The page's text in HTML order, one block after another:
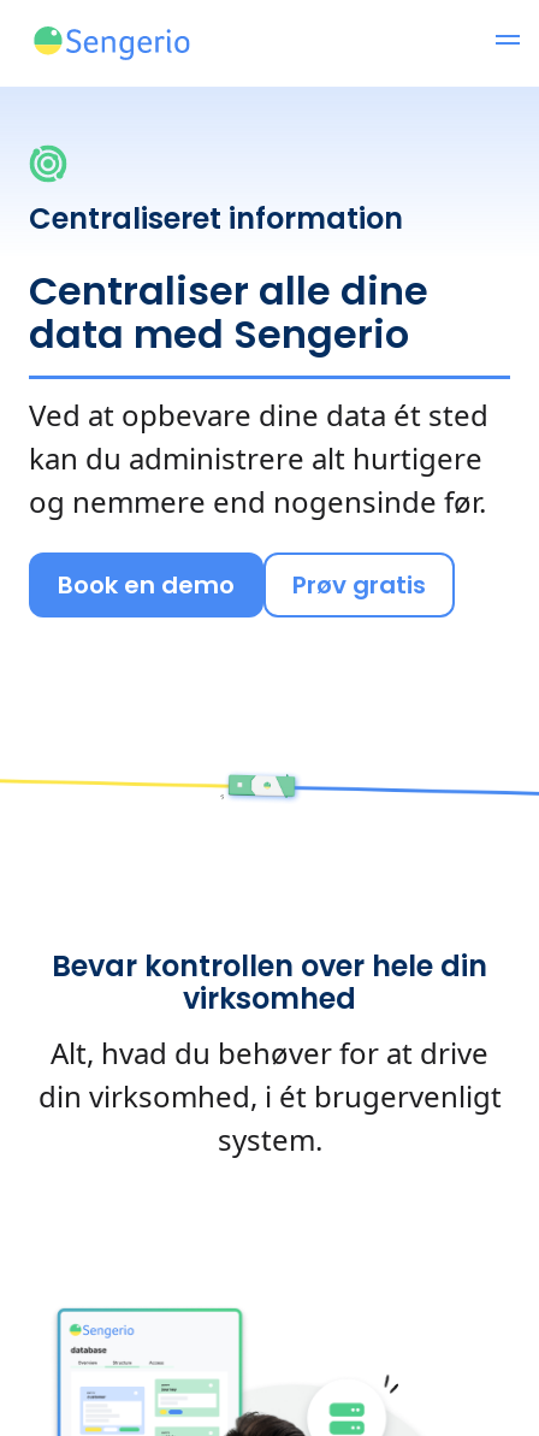
Centraliseret information
Centraliser alle dine
data med Sengerio
Ved at opbevare dine data ét sted
kan du administrere alt hurtigere
og nemmere end nogensinde før.
Book en demo Prøv gratis
Bevar kontrollen over hele din
virksomhed
Alt, hvad du behøver for at drive
din virksomhed, i ét brugervenligt
system.